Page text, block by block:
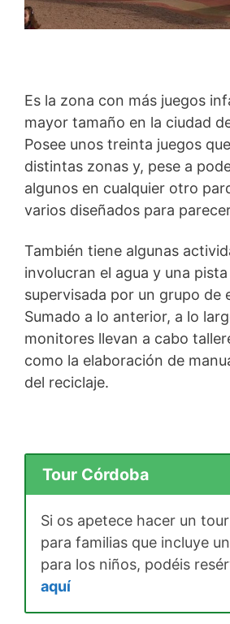
Es la zona con más juegos
mayor tamaño en la ciudad
Posee unos treinta juegos
distintas zonas y, pese a
algunos en cualquier otro
varios diseñados para
También tiene algunas
involucran el agua y una
supervisada por un grupo de
Sumado a lo anterior, a lo
monitores llevan a cabo
como la elaboración de
del reciclaje.
Tour Córdoba
Si os apetece hacer un
para familias que incluye
para los niños, podéis
aquí